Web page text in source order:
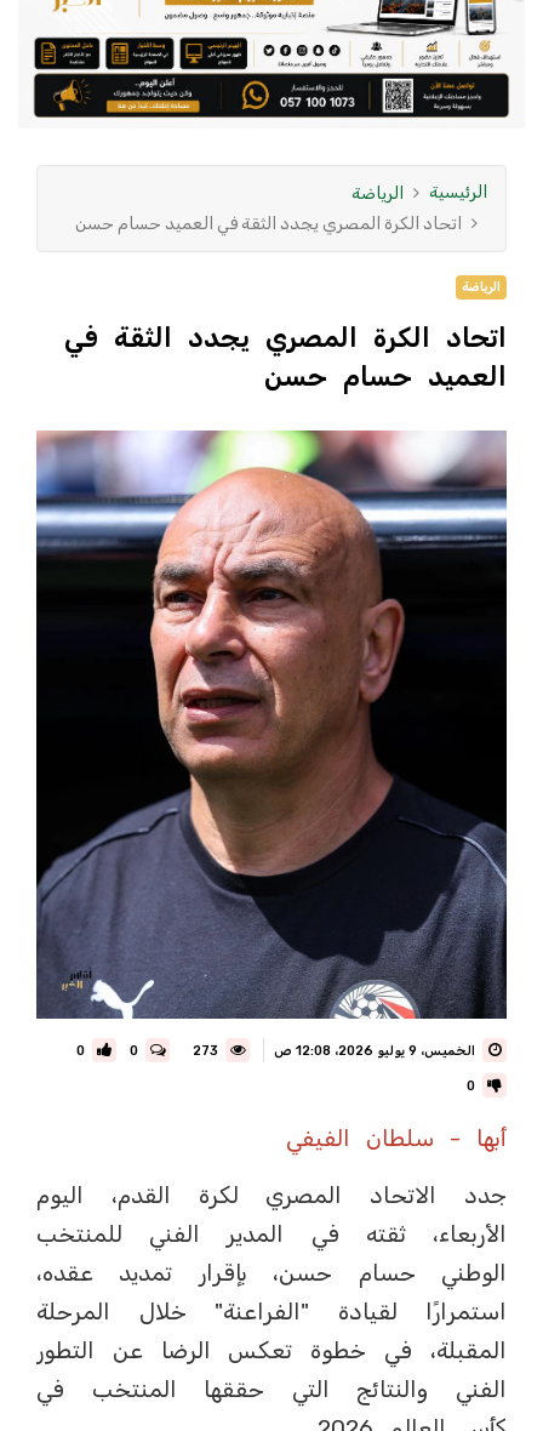
الرئيسية
الرياضة
اتحاد الكرة المصري يجدد الثقة في العميد حسام حسن
الرياضة
اتحاد الكرة المصري يجدد الثقة في
العميد حسام حسن
الخميس، 9 يوليو 2026، 12:08 ص 0
0
0
أبها - سلطان الفيفي
جدد الاتحاد المصري لكرة القدم، اليوم
الأربعاء، ثقته في المدير الفني للمنتخب
الوطني حسام حسن، بإقرار تمديد عقده،
استمرارًا لقيادة "الفراعنة" خلال المرحلة
المقبلة، في خطوة تعكس الرضا عن التطور
الفني والنتائج التي حققها المنتخب في